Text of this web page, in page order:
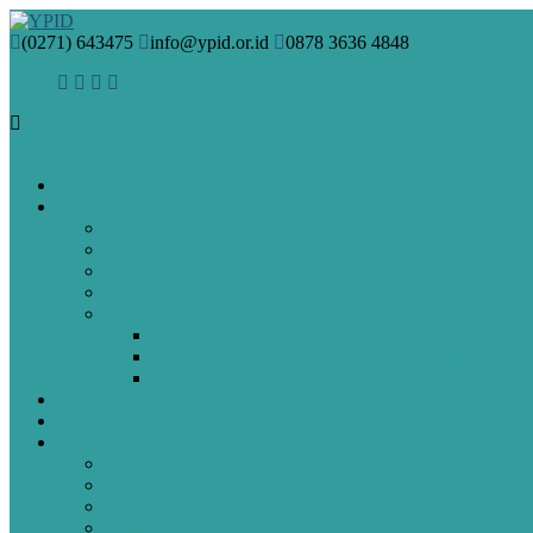
(0271) 643475 info@ypid.or.id 0878 3636 4848